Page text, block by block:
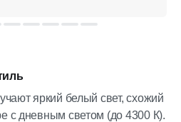
яркий белый свет, схожий
с дневным светом (до 4300 К).